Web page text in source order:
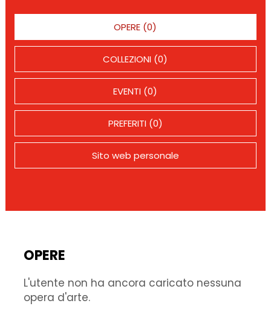
OPERE (0)
COLLEZIONI (0)
EVENTI (0)
PREFERITI (0)
Sito web personale
OPERE
L'utente non ha ancora caricato nessuna
opera d'arte.